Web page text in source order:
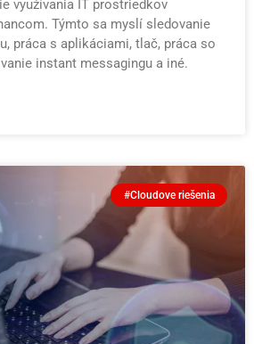
využívania IT prostriedkov
Týmto sa myslí sledovanie
práca s aplikáciami, tlač, práca so
instant messagingu a iné.
#Cloudove riešenia